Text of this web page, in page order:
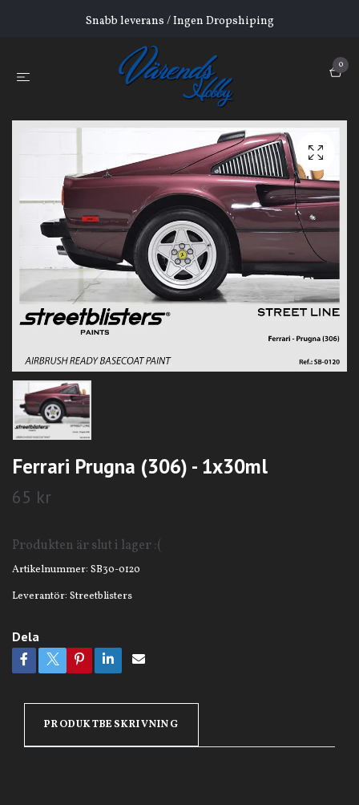
Snabb leverans / Ingen Dropshiping
0
Ferrari Prugna (306) - 1x30ml
65 kr
Produkten är slut i lager :(
Artikelnummer: SB30-0120
Leverantör: Streetblisters
Dela
PRODUKTBESKRIVNING